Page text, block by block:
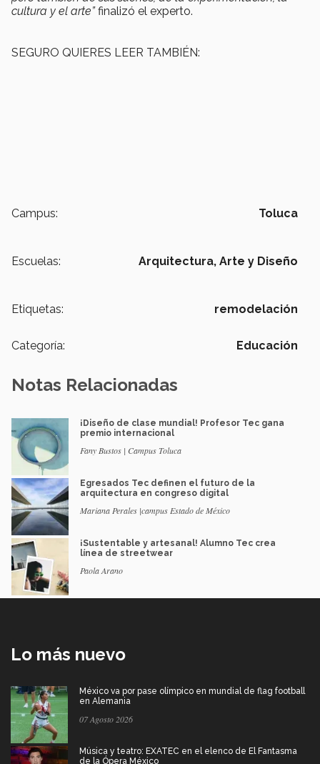
cultura y el arte”finalizó el experto.
SEGURO QUIERES LEER TAMBIÉN:
Campus: Toluca
Escuelas: Arquitectura, Arte y Diseño
Etiquetas: remodelación
Categoría: Educación
Notas Relacionadas
¡Diseño de clase mundial! Profesor Tec gana
premio internacional
Fany Bustos | Campus Toluca
Egresados Tec definen el futuro de la
arquitectura en congreso digital
Mariana Perales |campus Estado de México
¡Sustentable y artesanal! Alumno Tec crea
línea de streetwear
Paola Arano
Lo más nuevo
México va por pase olímpico en mundial de flag football
en Alemania
07 Agosto 2026
Música y teatro: EXATEC en el elenco de El Fantasma
de la Ópera México